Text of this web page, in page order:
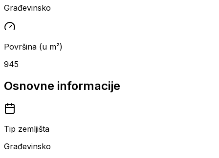
Građevinsko
Površina (u m²)
945
Osnovne informacije
Tip zemljišta
Građevinsko